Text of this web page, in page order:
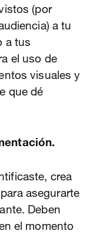
(por
a tu
a tus
el uso de
visuales y
que dé
crea
asegurarte
Deben
el momento